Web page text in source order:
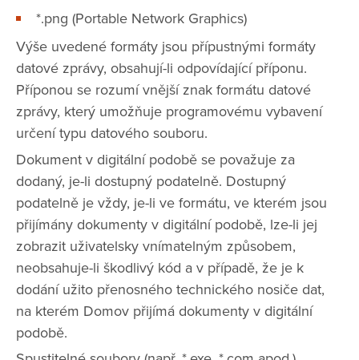
*.png (Portable Network Graphics)
Výše uvedené formáty jsou přípustnými formáty
datové zprávy, obsahují-li odpovídající příponu.
Příponou se rozumí vnější znak formátu datové
zprávy, který umožňuje programovému vybavení
určení typu datového souboru.
Dokument v digitální podobě se považuje za
dodaný, je-li dostupný podatelně. Dostupný
podatelně je vždy, je-li ve formátu, ve kterém jsou
přijímány dokumenty v digitální podobě, lze-li jej
zobrazit uživatelsky vnímatelným způsobem,
neobsahuje-li škodlivý kód a v případě, že je k
dodání užito přenosného technického nosiče dat,
na kterém Domov přijímá dokumenty v digitální
podobě.